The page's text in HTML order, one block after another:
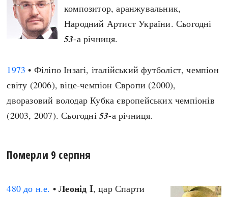
композитор, аранжувальник,
Народний Артист України. Сьогодні
53-а річниця.
1973 • Філіпо Інзагі, італійський футболіст, чемпіон
світу (2006), віце-чемпіон Європи (2000),
дворазовий володар Кубка європейських чемпіонів
(2003, 2007). Сьогодні53-а річниця.
Померли 9 серпня
480 до н.е. •Леонід I, цар Спарти